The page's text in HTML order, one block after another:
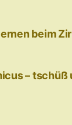
beim
– tschüß